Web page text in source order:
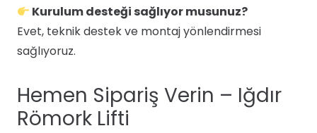
Kurulum desteği sağlıyor musunuz?
Evet, teknik destek ve montaj yönlendirmesi
sağlıyoruz.
Hemen Sipariş Verin – Iğdır
Römork Lifti